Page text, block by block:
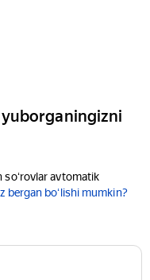
yuborganingizni
avtomatik
bergan boʻlishi mumkin?